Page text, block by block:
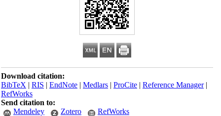
Download citation:
BibTeX|RIS|EndNote|Medlars|ProCite|Reference Manager
RefWorks
Send citation to:
Mendeley
Zotero RefWorks